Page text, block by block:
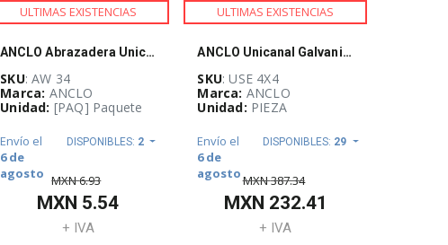
ULTIMAS EXISTENCIAS
ANCLO Abrazadera Unicanal Para Tubo Pared Delgada de ¾” - ANAW34
SKU: AW 34
Marca: ANCLO
Unidad: [PAQ] Paquete
Envío el
6 de
agosto
DISPONIBLES: 2
MXN6.93
MXN 5.54
+ IVA
ULTIMAS EXISTENCIAS
ANCLO Unicanal Galvanizado 4 x 4 Centimetros x 3 Metros, C16 - USE4X4
SKU: USE 4X4
Marca: ANCLO
Unidad: PIEZA
Envío el
6 de
agosto
DISPONIBLES: 29
MXN387.34
MXN 232.41
+ IVA